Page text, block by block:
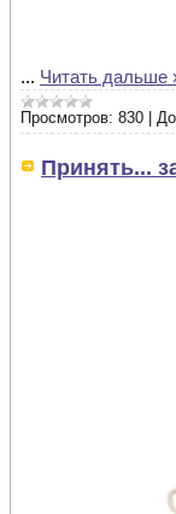
... Читать дальше
Просмотров: 830 |
Принять...